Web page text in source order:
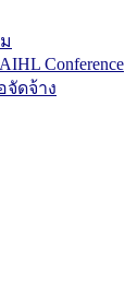
Conference
จัดจ้าง